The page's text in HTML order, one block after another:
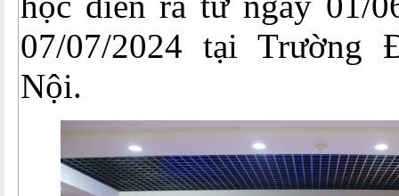
07/07/2024 tại Trường
Nội.